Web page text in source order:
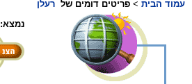
עמוד הבית > פריטים דומים של רעלן
נמצא: